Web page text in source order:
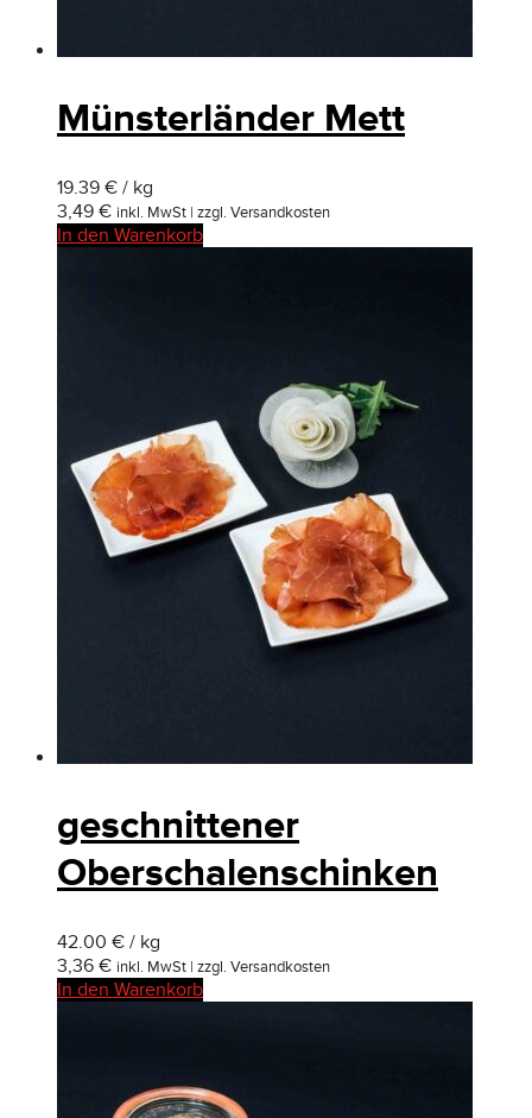
Münsterländer Mett
19.39 € / kg
3,49 € inkl. MwSt | zzgl. Versandkosten
In den Warenkorb
geschnittener
Oberschalenschinken
42.00 € / kg
3,36 € inkl. MwSt | zzgl. Versandkosten
In den Warenkorb